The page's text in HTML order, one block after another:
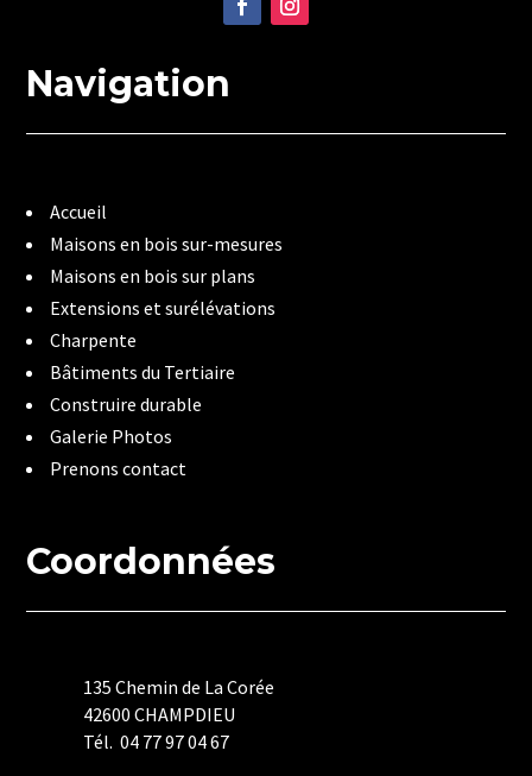
Navigation
Accueil
Maisons en bois sur-mesures
Maisons en bois sur plans
Extensions et surélévations
Charpente
Bâtiments du Tertiaire
Construire durable
Galerie Photos
Prenons contact
Coordonnées
135 Chemin de La Corée
42600 CHAMPDIEU
Tél. 04 77 97 04 67